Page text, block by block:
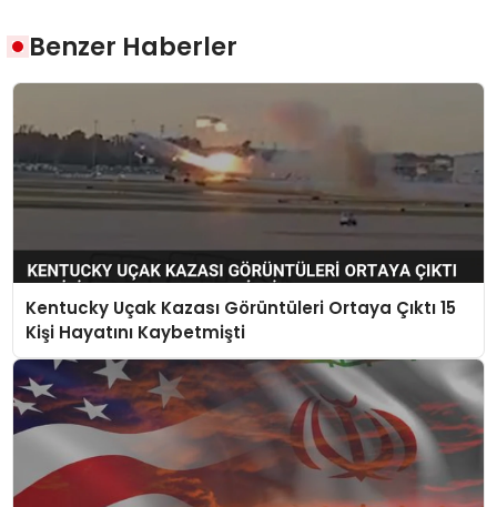
Benzer Haberler
Kentucky Uçak Kazası Görüntüleri Ortaya Çıktı 15
Kişi Hayatını Kaybetmişti